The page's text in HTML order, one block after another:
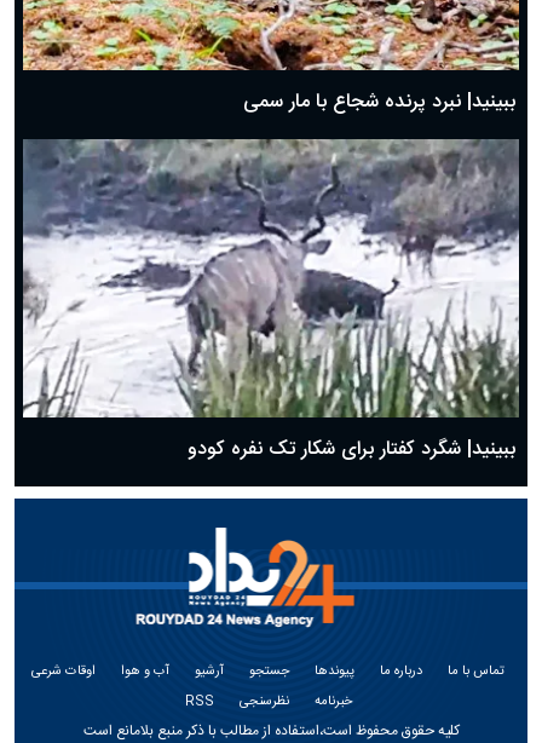
ببینید| نبرد پرنده شجاع با مار سمی
ببینید| شگرد کفتار برای شکار تک نفره کودو
تماس با ما درباره ما پیوندها جستجو آرشیو آب و هوا
اوقات شرعی
خبرنامه
نظرسنجی RSS
کلیه حقوق محفوظ است،استفاده از مطالب با ذکر منبع بلامانع است